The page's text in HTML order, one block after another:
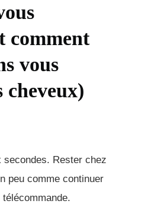
comment
vous
cheveux)
secondes. Rester chez
peu comme continuer